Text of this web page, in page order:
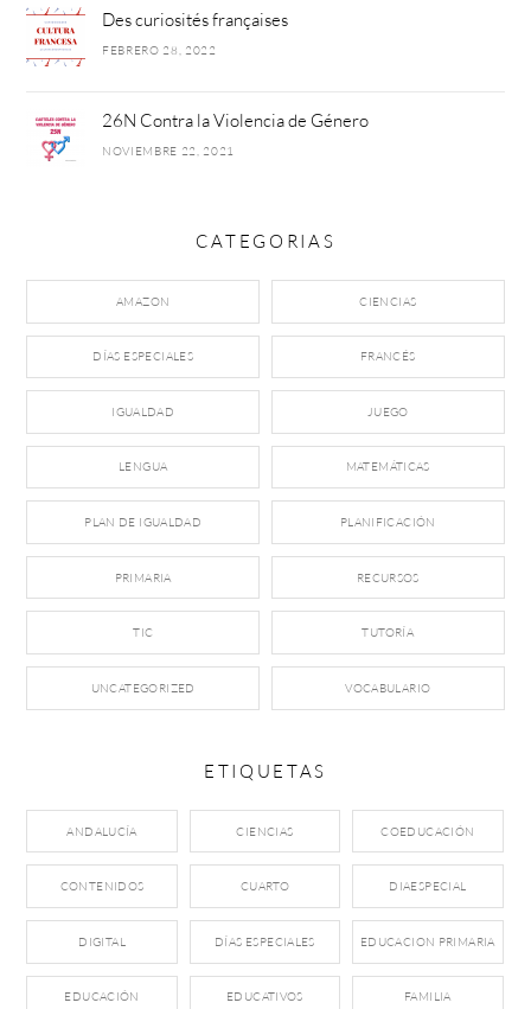
Des curiosités françaises
FEBRERO 28, 2022
26N Contra la Violencia de Género
NOVIEMBRE 22, 2021
CATEGORIAS
AMAZON CIENCIAS
DÍAS ESPECIALES FRANCÉS
IGUALDAD JUEGO
LENGUA MATEMÁTICAS
PLAN DE IGUALDAD PLANIFICACIÓN
PRIMARIA RECURSOS
TIC TUTORÍA
UNCATEGORIZED VOCABULARIO
ETIQUETAS
ANDALUCÍA CIENCIAS COEDUCACIÓN
CONTENIDOS CUARTO DIAESPECIAL
DIGITAL DÍAS ESPECIALES EDUCACION PRIMARIA
EDUCACIÓN EDUCATIVOS FAMILIA